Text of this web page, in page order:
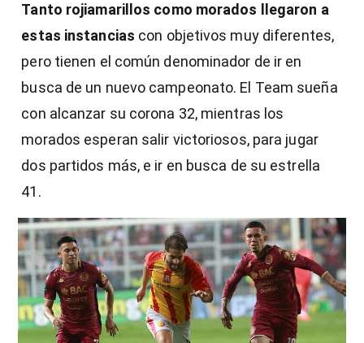
Tanto rojiamarillos como morados llegaron a
estas instancias con objetivos muy diferentes,
pero tienen el común denominador de ir en
busca de un nuevo campeonato. El Team sueña
con alcanzar su corona 32, mientras los
morados esperan salir victoriosos, para jugar
dos partidos más, e ir en busca de su estrella
41.